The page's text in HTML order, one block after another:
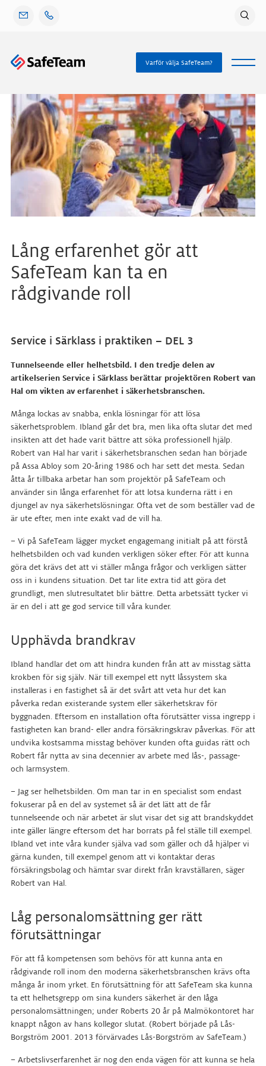
vidare
Varför välja SafeTeam?
Lång erfarenhet gör att
SafeTeam kan ta en
rådgivande roll
Service i Särklass i praktiken – DEL 3
Tunnelseende eller helhetsbild. I den tredje delen av
artikelserien Service i Särklass berättar projektören Robert van
Hal om vikten av erfarenhet i säkerhetsbranschen.
Många lockas av snabba, enkla lösningar för att lösa
säkerhetsproblem. Ibland går det bra, men lika ofta slutar det med
insikten att det hade varit bättre att söka professionell hjälp.
Robert van Hal har varit i säkerhetsbranschen sedan han började
på Assa Abloy som 20-åring 1986 och har sett det mesta. Sedan
åtta år tillbaka arbetar han som projektör på SafeTeam och
använder sin långa erfarenhet för att lotsa kunderna rätt i en
djungel av nya säkerhetslösningar. Ofta vet de som beställer vad de
är ute efter, men inte exakt vad de vill ha.
– Vi på SafeTeam lägger mycket engagemang initialt på att förstå
helhetsbilden och vad kunden verkligen söker efter. För att kunna
göra det krävs det att vi ställer många frågor och verkligen sätter
oss in i kundens situation. Det tar lite extra tid att göra det
grundligt, men slutresultatet blir bättre. Detta arbetssätt tycker vi
är en del i att ge god service till våra kunder.
Upphävda brandkrav
Ibland handlar det om att hindra kunden från att av misstag sätta
krokben för sig själv. När till exempel ett nytt låssystem ska
installeras i en fastighet så är det svårt att veta hur det kan
påverka redan existerande system eller säkerhetskrav för
byggnaden. Eftersom en installation ofta förutsätter vissa ingrepp i
fastigheten kan brand- eller andra försäkringskrav påverkas. För att
undvika kostsamma misstag behöver kunden ofta guidas rätt och
Robert får nytta av sina decennier av arbete med lås-, passage-
och larmsystem.
– Jag ser helhetsbilden. Om man tar in en specialist som endast
fokuserar på en del av systemet så är det lätt att de får
tunnelseende och när arbetet är slut visar det sig att brandskyddet
inte gäller längre eftersom det har borrats på fel ställe till exempel.
Ibland vet inte våra kunder själva vad som gäller och då hjälper vi
gärna kunden, till exempel genom att vi kontaktar deras
försäkringsbolag och hämtar svar direkt från kravställaren, säger
Robert van Hal.
Låg personalomsättning ger rätt
förutsättningar
För att få kompetensen som behövs för att kunna anta en
rådgivande roll inom den moderna säkerhetsbranschen krävs ofta
många år inom yrket. En förutsättning för att SafeTeam ska kunna
ta ett helhetsgrepp om sina kunders säkerhet är den låga
personalomsättningen; under Roberts 20 år på Malmökontoret har
knappt någon av hans kollegor slutat. (Robert började på Lås-
Borgström 2001. 2013 förvärvades Lås-Borgström av SafeTeam.)
– Arbetslivserfarenhet är nog den enda vägen för att kunna se hela